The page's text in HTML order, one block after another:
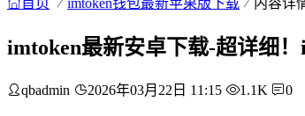
imtoken钱包最新苹果版下载 内容详
imtoken最新安卓下载-超详细
qbadmin 2026年03月22日 11:15 1.1K 0